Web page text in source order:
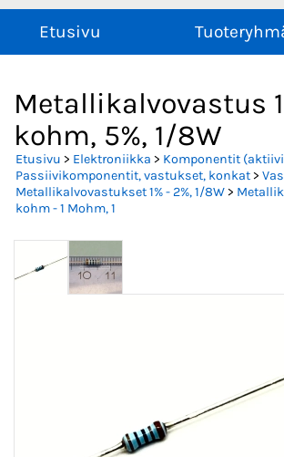
Etusivu
Metallikalvovastus
kohm, 5%, 1/8W
Etusivu > Elektroniikka > Komponentit
Passiivikomponentit, vastukset, konkat>
Metallikalvovastukset 1% - 2%, 1/8W>
kohm - 1 Mohm, 1